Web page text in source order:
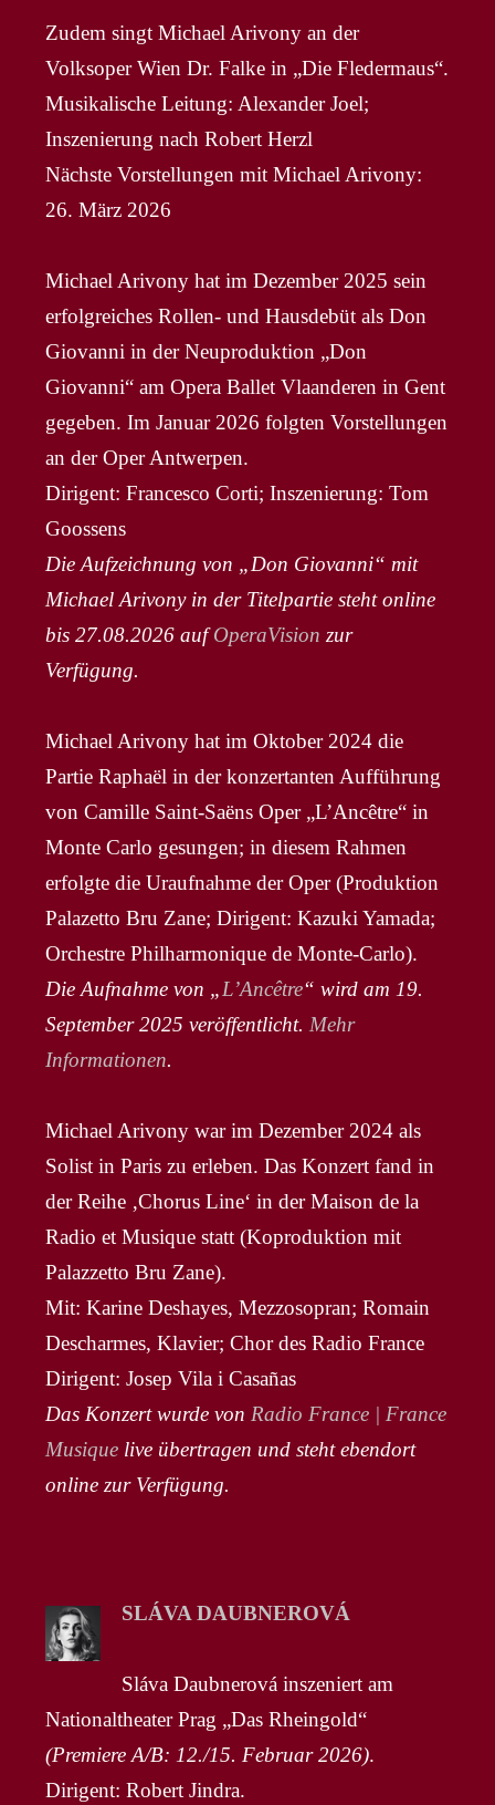
Zudem singt Michael Arivony an der
Volksoper Wien Dr. Falke in „Die Fledermaus“.
Musikalische Leitung: Alexander Joel;
Inszenierung nach Robert Herzl
Nächste Vorstellungen mit Michael Arivony:
26. März 2026
Michael Arivony hat im Dezember 2025 sein
erfolgreiches Rollen- und Hausdebüt als Don
Giovanni in der Neuproduktion „Don
Giovanni“ am Opera Ballet Vlaanderen in Gent
gegeben. Im Januar 2026 folgten Vorstellungen
an der Oper Antwerpen.
Dirigent: Francesco Corti; Inszenierung: Tom
Goossens
Die Aufzeichnung von „Don Giovanni“ mit
Michael Arivony in der Titelpartie steht online
bis 27.08.2026 aufOperaVision zur
Verfügung.
Michael Arivony hat im Oktober 2024 die
Partie Raphaël in der konzertanten Aufführung
von Camille Saint-Saëns Oper „L’Ancêtre“ in
Monte Carlo gesungen; in diesem Rahmen
erfolgte die Uraufnahme der Oper (Produktion
Palazetto Bru Zane; Dirigent: Kazuki Yamada;
Orchestre Philharmonique de Monte-Carlo).
Die Aufnahme von „L’Ancêtre“ wird am 19.
September 2025 veröffentlicht. Mehr
Informationen.
Michael Arivony war im Dezember 2024 als
Solist in Paris zu erleben. Das Konzert fand in
der Reihe ‚Chorus Line‘ in der Maison de la
Radio et Musique statt (Koproduktion mit
Palazzetto Bru Zane).
Mit: Karine Deshayes, Mezzosopran; Romain
Descharmes, Klavier; Chor des Radio France
Dirigent: Josep Vila i Casañas
Das Konzert wurde von Radio France | France
Musique live übertragen und steht ebendort
online zur Verfügung.
SLÁVA DAUBNEROVÁ
Sláva Daubnerová inszeniert am
Nationaltheater Prag „Das Rheingold“
(Premiere A/B: 12./15. Februar 2026).
Dirigent: Robert Jindra.